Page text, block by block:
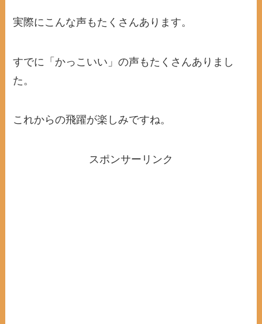
実際にこんな声もたくさんあります。
すでに「かっこいい」の声もたくさんありまし
た。
これからの飛躍が楽しみですね。
スポンサーリンク